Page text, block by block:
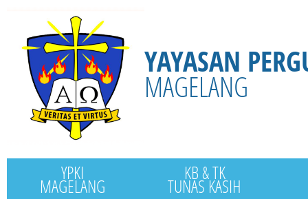
YAYASAN
MAGELANG
YPKI
MAGELANG
KB & TK
TUNAS KASIH